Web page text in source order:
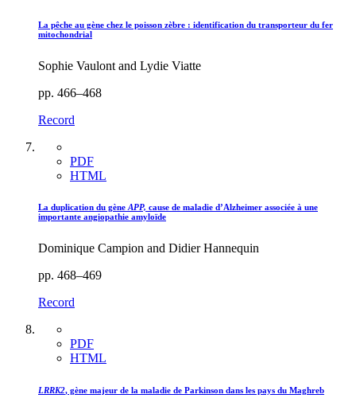
La pêche au gène chez le poisson zèbre : identification du transporteur du fer
mitochondrial
Sophie Vaulont and Lydie Viatte
pp. 466–468
Record
PDF
HTML
La duplication du gèneAPP, cause de maladie d’Alzheimer associée à une
importante angiopathie amyloïde
Dominique Campion and Didier Hannequin
pp. 468–469
Record
PDF
HTML
LRRK2, gène majeur de la maladie de Parkinson dans les pays du Maghreb